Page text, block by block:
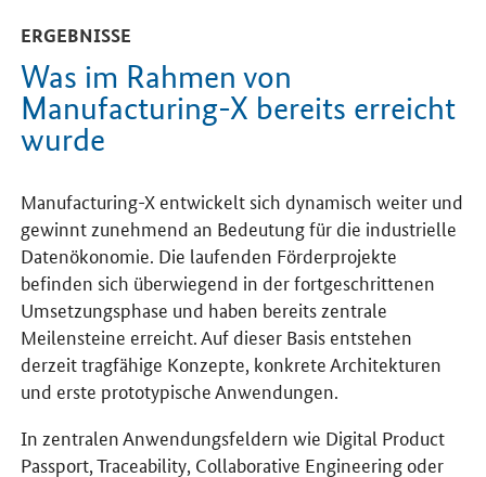
ERGEBNISSE
Was im Rahmen von
Manufacturing-X bereits erreicht
wurde
Manufacturing-X entwickelt sich dynamisch weiter und
gewinnt zunehmend an Bedeutung für die industrielle
Datenökonomie. Die laufenden Förderprojekte
befinden sich überwiegend in der fortgeschrittenen
Umsetzungsphase und haben bereits zentrale
Meilensteine erreicht. Auf dieser Basis entstehen
derzeit tragfähige Konzepte, konkrete Architekturen
und erste prototypische Anwendungen.
In zentralen Anwendungsfeldern wie Digital Product
Passport, Traceability, Collaborative Engineering oder